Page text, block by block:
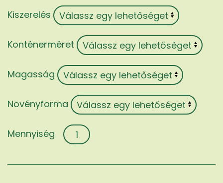
Kiszerelés
Konténerméret
Magasság
Növényforma
Acer
palmatum